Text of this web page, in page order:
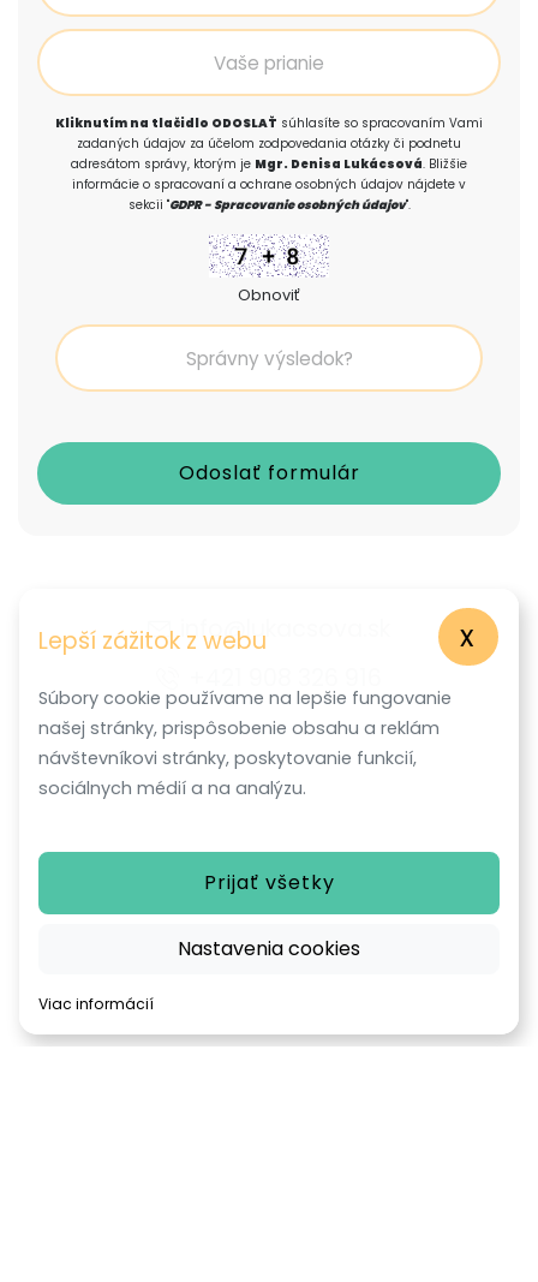
Kliknutím na tlačidlo ODOSLAŤ súhlasíte so spracovaním Vami
zadaných údajov za účelom zodpovedania otázky či podnetu
adresátom správy, ktorým je Mgr. Denisa Lukácsová. Bližšie
informácie o spracovaní a ochrane osobných údajov nájdete v
sekcii "GDPR - Spracovanie osobných údajov".
Obnoviť
info@lukacsova.sk
x
Lepší zážitok z webu
Súbory cookie používame na lepšie fungovanie
našej stránky, prispôsobenie obsahu a reklám
návštevníkovi stránky, poskytovanie funkcií,
sociálnych médií a na analýzu.
Prijať všetky
Nastavenia cookies
Viac informácií